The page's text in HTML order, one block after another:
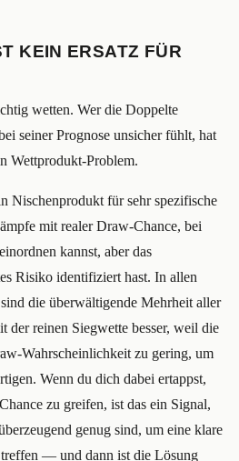
KEIN ERSATZ FÜR
wetten. Wer die Doppelte
seiner Prognose unsicher fühlt, hat
Wettprodukt-Problem.
Nischenprodukt für sehr spezifische
mit realer Draw-Chance, bei
kannst, aber das
Risiko identifiziert hast. In allen
die überwältigende Mehrheit aller
reinen Siegwette besser, weil die
Wahrscheinlichkeit zu gering, um
Wenn du dich dabei ertappst,
zu greifen, ist das ein Signal,
genug sind, um eine klare
— und dann ist die Lösung